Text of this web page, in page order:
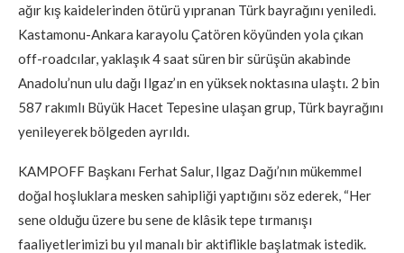
ağır kış kaidelerinden ötürü yıpranan Türk bayrağını yeniledi.
Kastamonu-Ankara karayolu Çatören köyünden yola çıkan
off-roadcılar, yaklaşık 4 saat süren bir sürüşün akabinde
Anadolu’nun ulu dağı Ilgaz’ın en yüksek noktasına ulaştı. 2 bin
587 rakımlı Büyük Hacet Tepesine ulaşan grup, Türk bayrağını
yenileyerek bölgeden ayrıldı.
KAMPOFF Başkanı Ferhat Salur, Ilgaz Dağı’nın mükemmel
doğal hoşluklara mesken sahipliği yaptığını söz ederek, “Her
sene olduğu üzere bu sene de klâsik tepe tırmanışı
faaliyetlerimizi bu yıl manalı bir aktiflikle başlatmak istedik.